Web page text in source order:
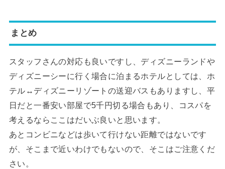
まとめ
スタッフさんの対応も良いですし、ディズニーランドや
ディズニーシーに行く場合に泊まるホテルとしては、ホ
テル↔ディズニーリゾートの送迎バスもありますし、平
日だと一番安い部屋で5千円切る場合もあり、コスパを
考えるならここはだいぶ良いと思います。
あとコンビニなどは歩いて行けない距離ではないです
が、そこまで近いわけでもないので、そこはご注意くだ
さい。